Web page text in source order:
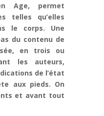
Age, permet
telles qu’elles
le corps. Une
du contenu de
en trois ou
les auteurs,
de l’état
aux pieds. On
et avant tout